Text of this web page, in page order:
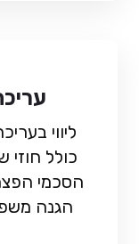
ליווי
כולל חוזי
הסכמי
הגנה